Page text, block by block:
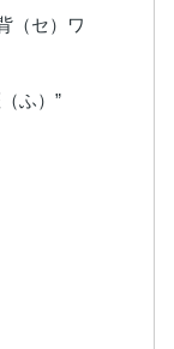
（セ）ワ
ふ）”